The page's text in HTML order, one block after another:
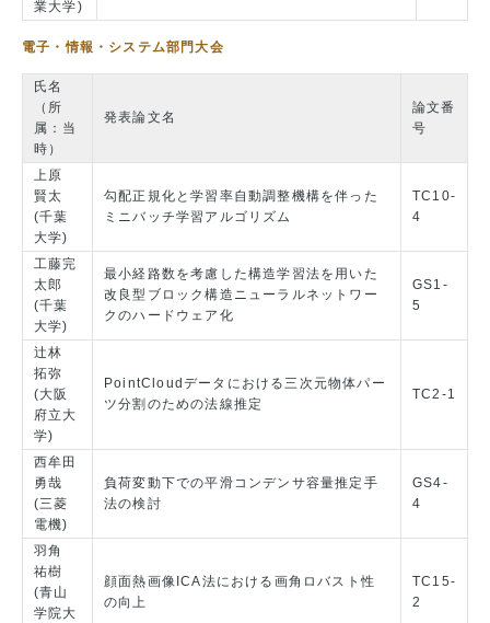
業大学)
電子・情報・システム部門大会
氏名
（所
属：当
時）
発表論文名
論文番
号
上原
賢太
(千葉
大学)
勾配正規化と学習率自動調整機構を伴った
ミニバッチ学習アルゴリズム
TC10-
4
工藤完
太郎
(千葉
大学)
最小経路数を考慮した構造学習法を用いた
改良型ブロック構造ニューラルネットワー
クのハードウェア化
GS1-
5
辻林
拓弥
(大阪
府立大
学)
PointCloudデータにおける三次元物体パー
ツ分割のための法線推定
TC2-1
西牟田
勇哉
(三菱
電機)
負荷変動下での平滑コンデンサ容量推定手
法の検討
GS4-
4
羽角
祐樹
(青山
学院大
顔面熱画像ICA法における画角ロバスト性
の向上
TC15-
2